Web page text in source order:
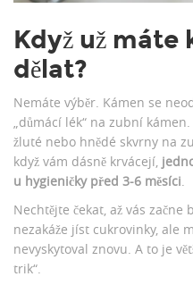
Když už máte
dělat?
Nemáte výběr. Kámen se
„důmácí lék“ na zubní
žluté nebo hnědé skvrny na
když vám dásně krvácejí,
u hygieničky před 3-6 měsíci.
Nechtějte čekat, až vás začne
nezakáže jíst cukrovinky, ale
nevyskytoval znovu. A to je
trik“.